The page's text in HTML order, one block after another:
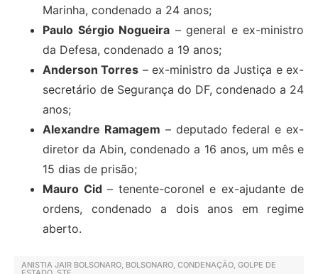
Marinha, condenado a 24 anos;
Paulo Sérgio Nogueira – general e ex-ministro
da Defesa, condenado a 19 anos;
Anderson Torres – ex-ministro da Justiça e ex-
secretário de Segurança do DF, condenado a 24
anos;
Alexandre Ramagem – deputado federal e ex-
diretor da Abin, condenado a 16 anos, um mês e
15 dias de prisão;
Mauro Cid– tenente-coronel e ex-ajudante de
ordens, condenado a dois anos em regime
aberto.
ANISTIA JAIR BOLSONARO, BOLSONARO, CONDENAÇÃO, GOLPE DE